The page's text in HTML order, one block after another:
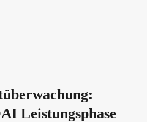
Leistungsphase